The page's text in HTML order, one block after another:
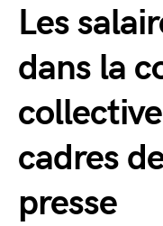
Les
dans la
cadres
presse